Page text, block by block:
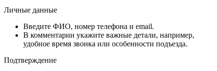
Личные данные
Введите ФИО, номер телефона и email.
В комментарии укажите важные детали, например,
удобное время звонка или особенности подъезда.
Подтверждение